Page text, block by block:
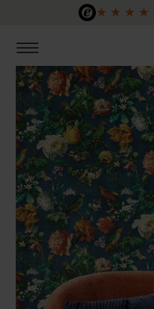
Zum Hauptinhalt springen
★ ★ ★ ★